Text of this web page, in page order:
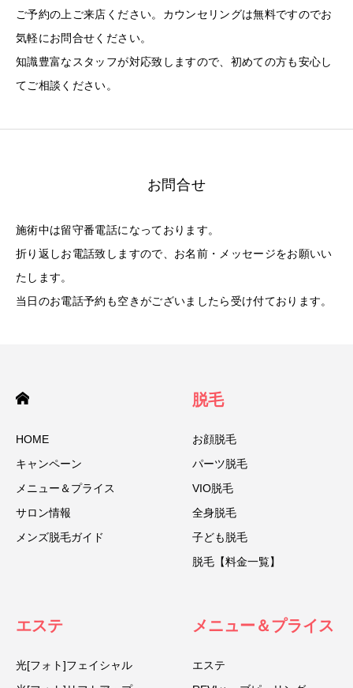
ご予約の上ご来店ください。カウンセリングは無料ですのでお
気軽にお問合せください。
知識豊富なスタッフが対応致しますので、初めての方も安心し
てご相談ください。
お問合せ
施術中は留守番電話になっております。
折り返しお電話致しますので、お名前・メッセージをお願いい
たします。
当日のお電話予約も空きがございましたら受け付ております。
HOME
キャンペーン
メニュー＆プライス
サロン情報
メンズ脱毛ガイド
脱毛
お顔脱毛
パーツ脱毛
VIO脱毛
全身脱毛
子ども脱毛
脱毛【料金一覧】
エステ
光[フォト]フェイシャル
メニュー＆プライス
エステ